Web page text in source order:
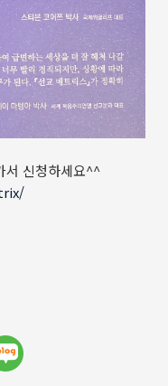
서 신청하세요^^